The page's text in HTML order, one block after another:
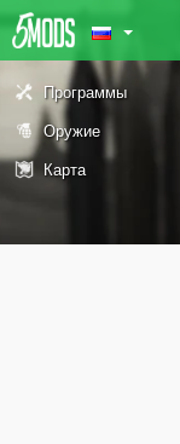
Программы
Оружие
Карта